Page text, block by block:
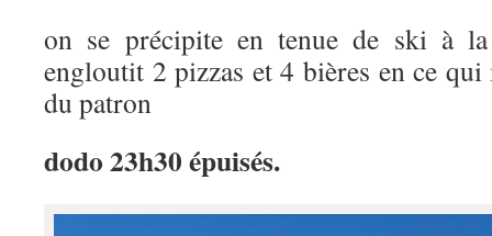
on se précipite en tenue de ski à
engloutit 2 pizzas et 4 bières en ce qui
du patron
dodo 23h30 épuisés.